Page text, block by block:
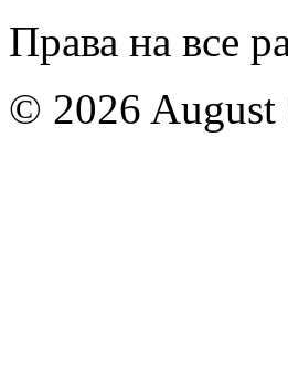
Права на все
© 2026 August